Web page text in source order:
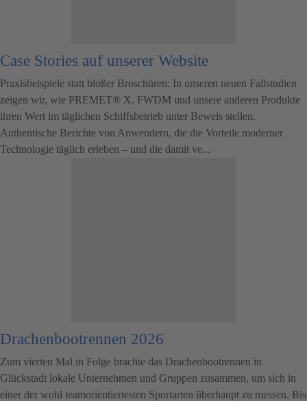
Case Stories auf unserer Website
Praxisbeispiele statt bloßer Broschüren: In unseren neuen Fallstudien
zeigen wir, wie PREMET® X, FWDM und unsere anderen Produkte
ihren Wert im täglichen Schiffsbetrieb unter Beweis stellen.
Authentische Berichte von Anwendern, die die Vorteile moderner
Technologie täglich erleben – und die damit ve...
Drachenbootrennen 2026
Zum vierten Mal in Folge brachte das Drachenbootrennen in
Glückstadt lokale Unternehmen und Gruppen zusammen, um sich in
einer der wohl teamorientiertesten Sportarten überhaupt zu messen. Bis